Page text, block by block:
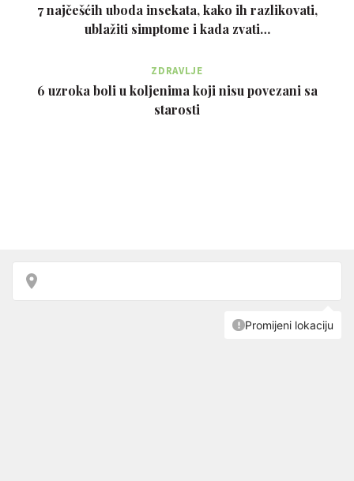
7 najčešćih uboda insekata, kako ih razlikovati,
ublažiti simptome i kada zvati…
ZDRAVLJE
6 uzroka boli u koljenima koji nisu povezani sa
starosti